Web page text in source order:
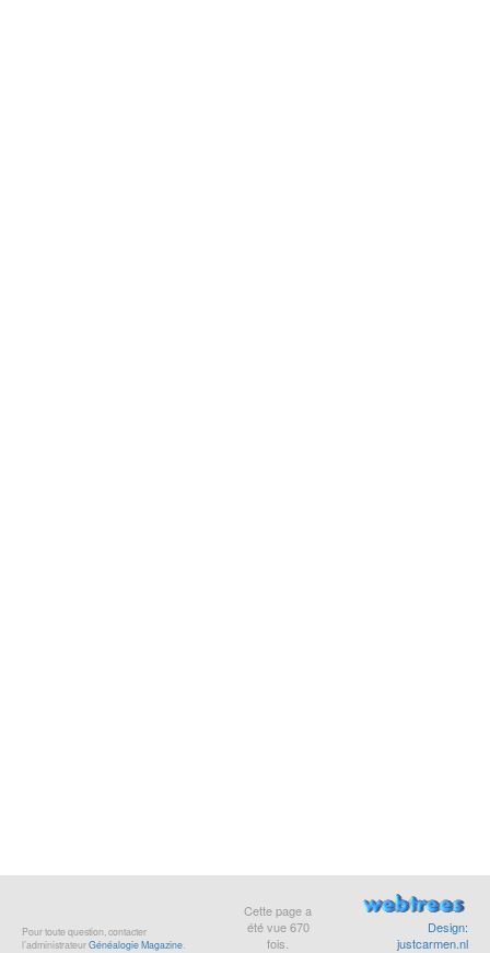
Pour toute question, contacter
l’administrateurGénéalogie Magazine.
Cette page a
été vue670
fois.
Design:
justcarmen.nl